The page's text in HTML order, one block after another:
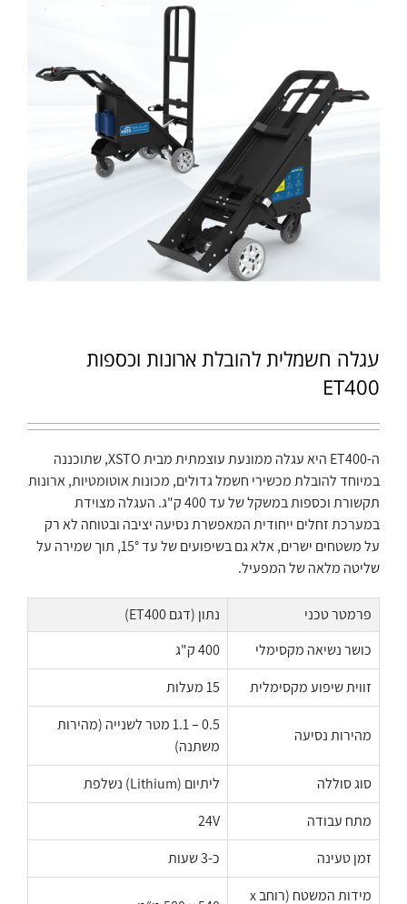
עגלה חשמלית להובלת ארונות וכספות
ET400
ה-ET400 היא עגלה ממונעת עוצמתית מבית XSTO, שתוכננה
במיוחד להובלת מכשירי חשמל גדולים, מכונות אוטומטיות, ארונות
תקשורת וכספות במשקל של עד 400 ק"ג. העגלה מצוידת
במערכת זחלים ייחודית המאפשרת נסיעה יציבה ובטוחה לא רק
על משטחים ישרים, אלא גם בשיפועים של עד 15°, תוך שמירה על
שליטה מלאה של המפעיל.
פרמטר טכני
נתון (דגם ET400)
כושר נשיאה מקסימלי
400 ק"ג
זווית שיפוע מקסימלית
15 מעלות
מהירות נסיעה
0.5 – 1.1 מטר לשנייה (מהירות
משתנה)
סוג סוללה
ליתיום (Lithium) נשלפת
מתח עבודה
24V
זמן טעינה
כ-3 שעות
מידות המשטח (רוחב x